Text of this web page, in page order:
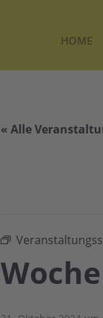
HOME
« Alle